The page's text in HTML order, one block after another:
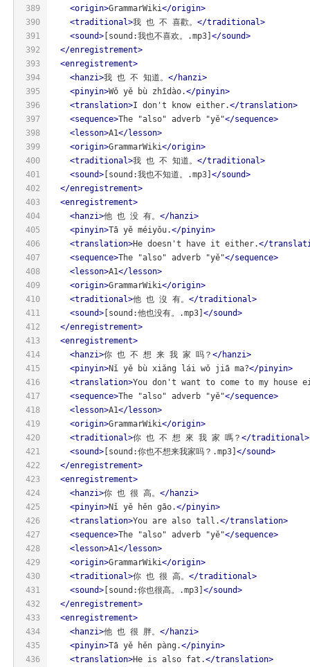
389
390
391
392
393
394
395
396
397
398
399
400
401
402
403
404
405
406
407
408
409
410
411
412
413
414
415
416
417
418
419
420
421
422
423
424
425
426
427
428
429
430
431
432
433
434
435
436
<origin>GrammarWiki</origin>
<traditional>我 也 不 喜歡。 </traditional>
<sound> [sound:我也不喜欢。.mp3] </sound>
</enregistrement>
<enregistrement>
<hanzi>我 也 不 知道。 </hanzi>
<pinyin>Wǒ yě bù zhīdào.</pinyin>
<translation>I don't know either.</translation>
<sequence>The "also" adverb "yě"</sequence>
<lesson>A1</lesson>
<origin>GrammarWiki</origin>
<traditional>我 也 不 知道。 </traditional>
<sound> [sound:我也不知道。.mp3] </sound>
</enregistrement>
<enregistrement>
<hanzi>他 也 没 有。 </hanzi>
<pinyin>Tā yě méiyǒu.</pinyin>
<translation>He doesn't have it either.</
<sequence>The "also" adverb "yě"</sequence>
<lesson>A1</lesson>
<origin>GrammarWiki</origin>
<traditional>他 也 沒 有。 </traditional>
<sound> [sound:他也没有。.mp3] </sound>
</enregistrement>
<enregistrement>
<hanzi>你 也 不 想 来 我 家 吗？ </hanzi>
<pinyin>Nǐ yě bù xiǎng lái wǒ jiā ma?</pinyin>
<translation>You don't want to come to my house
<sequence>The "also" adverb "yě"</sequence>
<lesson>A1</lesson>
<origin>GrammarWiki</origin>
<traditional>你 也 不 想 來 我 家 嗎？ </traditional>
<sound> [sound:你也不想来我家吗？.mp3] </sound>
</enregistrement>
<enregistrement>
<hanzi>你 也 很 高。 </hanzi>
<pinyin>Nǐ yě hěn gāo.</pinyin>
<translation>You are also tall.</translation>
<sequence>The "also" adverb "yě"</sequence>
<lesson>A1</lesson>
<origin>GrammarWiki</origin>
<traditional>你 也 很 高。 </traditional>
<sound> [sound:你也很高。.mp3] </sound>
</enregistrement>
<enregistrement>
<hanzi>他 也 很 胖。 </hanzi>
<pinyin>Tā yě hěn pàng.</pinyin>
<translation>He is also fat.</translation>